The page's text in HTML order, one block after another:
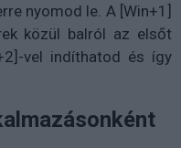
nyomod le. A [Win+1]
közül balról az elsőt
vel indíthatod és így